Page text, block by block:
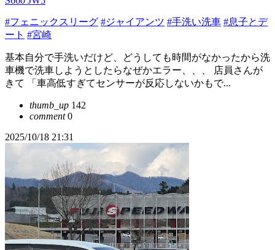
#フェニックスリーグ #ジャイアンツ #手洗い洗車 #息子とデ
ート #宮崎
基本自分で手洗いだけど、どうしても時間がなかったから洗
車機で洗車しようとしたらなぜかエラー、、、 店員さんが
きて 「車高低すぎてセンサーが反応しないかもで...
thumb_up 142
comment0
2025/10/18 21:31